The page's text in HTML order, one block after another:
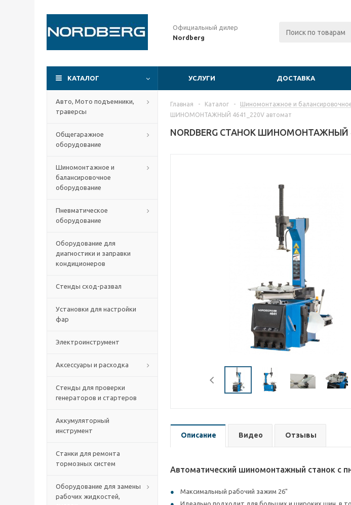
Официальный дилер
Nordberg
КАТАЛОГ УСЛУГИ ДОСТАВКА
Авто, Мото подъемники,
траверсы
Общегаражное
оборудование
Шиномонтажное и
балансировочное
оборудование
Пневматическое
оборудование
Оборудование для
диагностики и заправки
кондиционеров
Стенды сход-развал
Установки для настройки
фар
Электроинструмент
Аксессуары и расходка
Стенды для проверки
генераторов и стартеров
Аккумуляторный
инструмент
Станки для ремонта
тормозных систем
Оборудование для замены
рабочих жидкостей,
Главная - Каталог - Шиномонтажное и
ШИНОМОНТАЖНЫЙ 4641_220V автомат
NORDBERG СТАНОК ШИНОМОНТАЖНЫЙ
Описание Видео Отзывы
Автоматический шиномонтажный станок с
Максимальный рабочий зажим 26"
Идеально подходит для больших и широких шин, в